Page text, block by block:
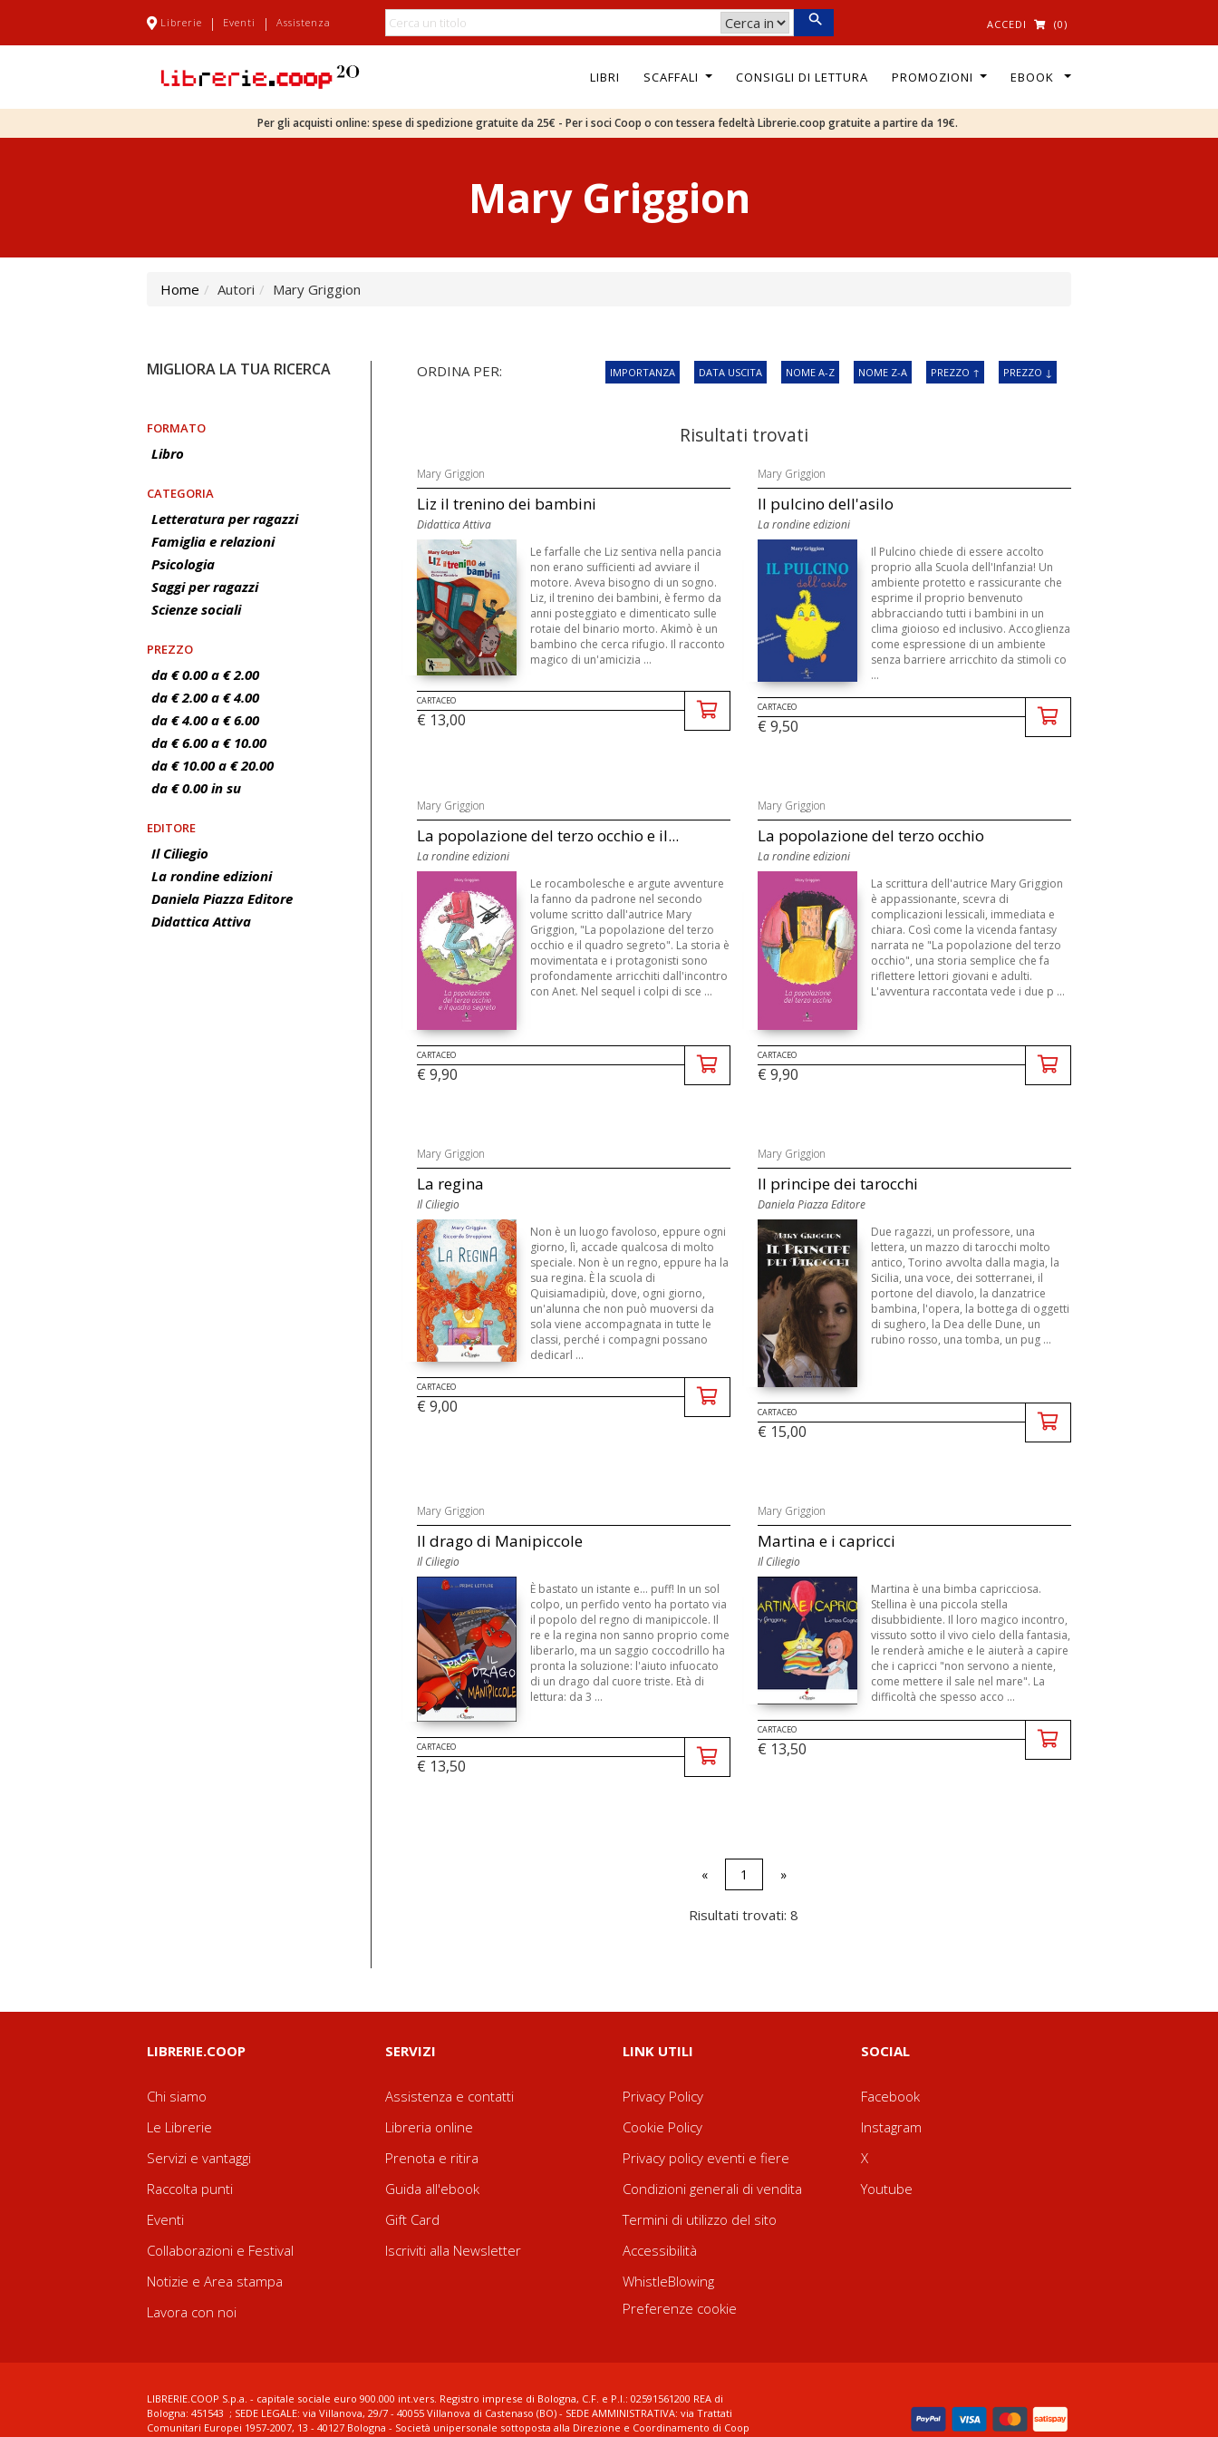
Librerie | Eventi | Assistenza ACCEDI (0)
LIBRI SCAFFALI CONSIGLI DI LETTURA PROMOZIONI EBOOK
Per gli acquisti online: spese di spedizione gratuite da 25€ - Per i soci Coop o con tessera fedeltà Librerie.coop gratuite a partire da 19€.
Mary Griggion
Home Autori Mary Griggion
MIGLIORA LA TUA RICERCA
FORMATO
Libro
CATEGORIA
Letteratura per ragazzi
Famiglia e relazioni
Psicologia
Saggi per ragazzi
Scienze sociali
PREZZO
da € 0.00 a € 2.00
da € 2.00 a € 4.00
da € 4.00 a € 6.00
da € 6.00 a € 10.00
da € 10.00 a € 20.00
da € 0.00 in su
EDITORE
Il Ciliegio
La rondine edizioni
Daniela Piazza Editore
Didattica Attiva
ORDINA PER: IMPORTANZA DATA USCITA NOME A-Z NOME Z-A PREZZO ↑ PREZZO ↓
Risultati trovati
Mary Griggion
Liz il trenino dei bambini
Didattica Attiva
Le farfalle che Liz sentiva nella pancia
non erano sufficienti ad avviare il
motore. Aveva bisogno di un sogno.
Liz, il trenino dei bambini, è fermo da
anni posteggiato e dimenticato sulle
rotaie del binario morto. Akimò è un
bambino che cerca rifugio. Il racconto
magico di un'amicizia ...
CARTACEO
€ 13,00
Mary Griggion
Il pulcino dell'asilo
La rondine edizioni
Il Pulcino chiede di essere accolto
proprio alla Scuola dell'Infanzia! Un
ambiente protetto e rassicurante che
esprime il proprio benvenuto
abbracciando tutti i bambini in un
clima gioioso ed inclusivo. Accoglienza
come espressione di un ambiente
senza barriere arricchito da stimoli co
...
CARTACEO
€ 9,50
Mary Griggion
La popolazione del terzo occhio e il...
La rondine edizioni
Le rocambolesche e argute avventure
la fanno da padrone nel secondo
volume scritto dall'autrice Mary
Griggion, "La popolazione del terzo
occhio e il quadro segreto". La storia è
movimentata e i protagonisti sono
profondamente arricchiti dall'incontro
con Anet. Nel sequel i colpi di sce ...
CARTACEO
€ 9,90
Mary Griggion
La popolazione del terzo occhio
La rondine edizioni
La scrittura dell'autrice Mary Griggion
è appassionante, scevra di
complicazioni lessicali, immediata e
chiara. Così come la vicenda fantasy
narrata ne "La popolazione del terzo
occhio", una storia semplice che fa
riflettere lettori giovani e adulti.
L'avventura raccontata vede i due p ...
CARTACEO
€ 9,90
Mary Griggion
La regina
Il Ciliegio
Non è un luogo favoloso, eppure ogni
giorno, lì, accade qualcosa di molto
speciale. Non è un regno, eppure ha la
sua regina. È la scuola di
Quisiamadipiù, dove, ogni giorno,
un'alunna che non può muoversi da
sola viene accompagnata in tutte le
classi, perché i compagni possano
dedicarl ...
CARTACEO
€ 9,00
Mary Griggion
Il principe dei tarocchi
Daniela Piazza Editore
Due ragazzi, un professore, una
lettera, un mazzo di tarocchi molto
antico, Torino avvolta dalla magia, la
Sicilia, una voce, dei sotterranei, il
portone del diavolo, la danzatrice
bambina, l'opera, la bottega di oggetti
di sughero, la Dea delle Dune, un
rubino rosso, una tomba, un pug ...
CARTACEO
€ 15,00
Mary Griggion
Il drago di Manipiccole
Il Ciliegio
È bastato un istante e... puff! In un sol
colpo, un perfido vento ha portato via
il popolo del regno di manipiccole. Il
re e la regina non sanno proprio come
liberarlo, ma un saggio coccodrillo ha
pronta la soluzione: l'aiuto infuocato
di un drago dal cuore triste. Età di
lettura: da 3 ...
CARTACEO
€ 13,50
Mary Griggion
Martina e i capricci
Il Ciliegio
Martina è una bimba capricciosa.
Stellina è una piccola stella
disubbidiente. Il loro magico incontro,
vissuto sotto il vivo cielo della fantasia,
le renderà amiche e le aiuterà a capire
che i capricci "non servono a niente,
come mettere il sale nel mare". La
difficoltà che spesso acco ...
CARTACEO
€ 13,50
« 1 »
Risultati trovati: 8
LIBRERIE.COOP
Chi siamo
Le Librerie
Servizi e vantaggi
Raccolta punti
Eventi
Collaborazioni e Festival
Notizie e Area stampa
Lavora con noi
SERVIZI
Assistenza e contatti
Libreria online
Prenota e ritira
Guida all'ebook
Gift Card
Iscriviti alla Newsletter
LINK UTILI
Privacy Policy
Cookie Policy
Privacy policy eventi e fiere
Condizioni generali di vendita
Termini di utilizzo del sito
Accessibilità
WhistleBlowing
Preferenze cookie
SOCIAL
Facebook
Instagram
X
Youtube
LIBRERIE.COOP S.p.a. - capitale sociale euro 900.000 int.vers. Registro imprese di Bologna, C.F. e P.I.: 02591561200 REA di
Bologna: 451543 ; SEDE LEGALE: via Villanova, 29/7 - 40055 Villanova di Castenaso (BO) - SEDE AMMINISTRATIVA: via Trattati
Comunitari Europei 1957-2007, 13 - 40127 Bologna - Società unipersonale sottoposta alla Direzione e Coordinamento di Coop